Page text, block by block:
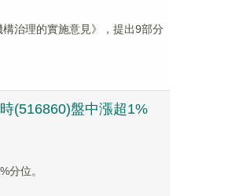
治理的實施意見》，提出9部分
(516860)盤中漲超1%
分位。